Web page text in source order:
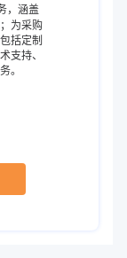
，涵盖
为采购
括定制
支持、
。